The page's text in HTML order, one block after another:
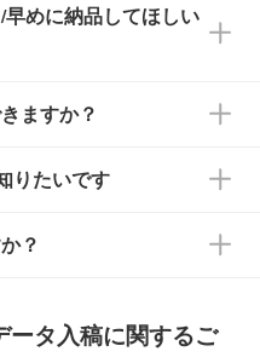
策委員会や個人様
、同様の条件でご
でお気軽にご相談
ール添付でお送りし
に関する備考欄』
)
了から約2週間～2
で出荷いたしま
ださい。
めに納品してほしい
お問い合わせ・お
。
ますか？
、注文確定のご連
承ください。
りたいです
ページにある商品
ターパックなど)
？
す。なお、海外への
んので予めご了承く
ータ入稿に関するご